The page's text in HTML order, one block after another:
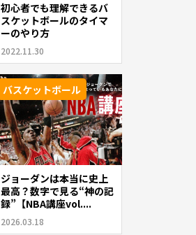
初心者でも理解できるバ
スケットボールのタイマ
ーのやり方
2022.11.30
バスケットボール
ジョーダンは本当に史上
最高？数字で見る“神の記
録”【NBA講座vol....
2026.03.18